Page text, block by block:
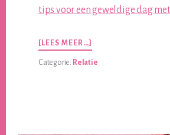
tips voor een geweldige dag
[LEES MEER…]
CADEAUTIPS
VOOR
Categorie: Relatie